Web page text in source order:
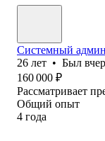
Системный
26 лет • Был
160 000 ₽
Рассматривает
Общий опыт
4 года